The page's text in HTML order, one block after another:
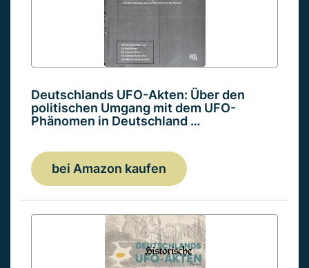
Deutschlands UFO-Akten: Über den
politischen Umgang mit dem UFO-
Phänomen in Deutschland …
bei Amazon kaufen